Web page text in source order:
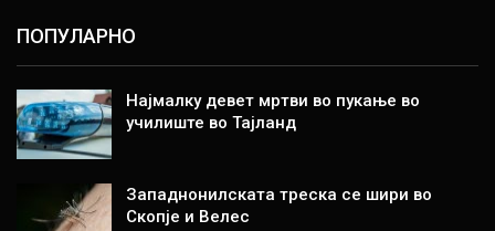
ПОПУЛАРНО
Најмалку девет мртви во пукање во
училиште во Тајланд
Западнонилската треска се шири во
Скопје и Велес